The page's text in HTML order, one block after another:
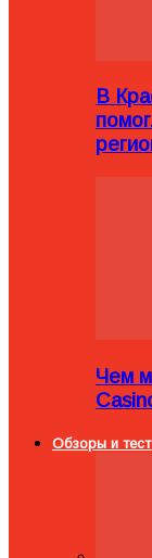
В
Чем
Обзоры и